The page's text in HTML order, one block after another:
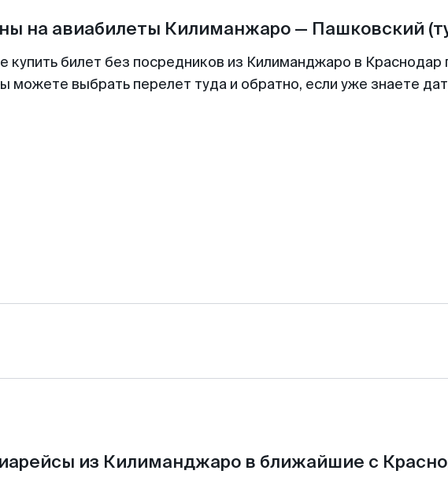
на авиабилеты Килиманжаро — Пашковский
купить билет без посредников из Килиманджаро в Краснодар
можете выбрать перелет туда и обратно, если уже знаете
из Килиманджаро в ближайшие с